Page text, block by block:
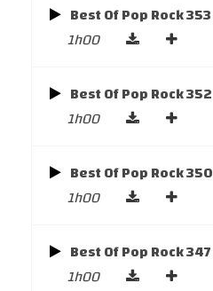
Best Of Pop Rock 353
1h00
Best Of Pop Rock 352
1h00
Best Of Pop Rock 350
1h00
Best Of Pop Rock 347
1h00